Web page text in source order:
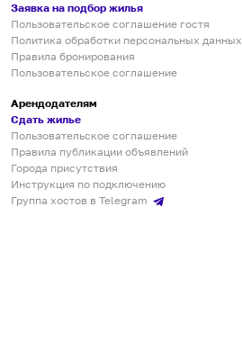
Заявка на подбор жилья
Пользовательское соглашение гостя
Политика обработки персональных данных
Правила бронирования
Пользовательское соглашение
Арендодателям
Сдать жилье
Пользовательское соглашение
Правила публикации объявлений
Города присутствия
Инструкция по подключению
Группа хостов в Telegram